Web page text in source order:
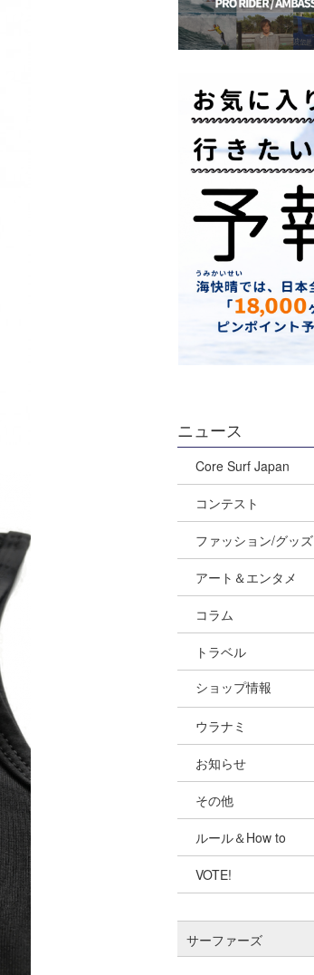
ニュース
Core Surf Japan
コンテスト
ファッション/グッズ
アート＆エンタメ
コラム
トラベル
ショップ情報
ショップ情報
湘南
千葉北
伊豆
千葉南
四国
ウラナミ
お知らせ
その他
ルール＆How to
VOTE!
サーファーズ